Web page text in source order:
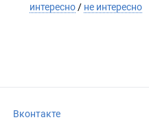
интересно / не интересно
Вконтакте